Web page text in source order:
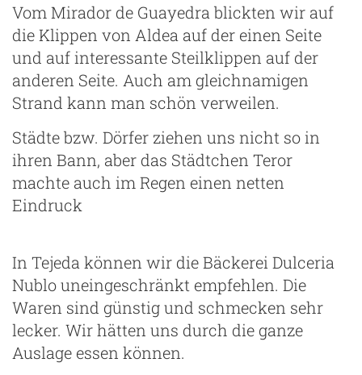
Vom Mirador de Guayedra blickten wir auf
die Klippen von Aldea auf der einen Seite
und auf interessante Steilklippen auf der
anderen Seite. Auch am gleichnamigen
Strand kann man schön verweilen.
Städte bzw. Dörfer ziehen uns nicht so in
ihren Bann, aber das Städtchen Teror
machte auch im Regen einen netten
Eindruck
In Tejeda können wir die Bäckerei Dulceria
Nublo uneingeschränkt empfehlen. Die
Waren sind günstig und schmecken sehr
lecker. Wir hätten uns durch die ganze
Auslage essen können.